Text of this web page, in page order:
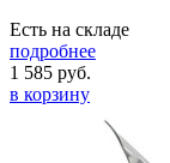
Есть на складе
подробнее
1 585 руб.
в корзину